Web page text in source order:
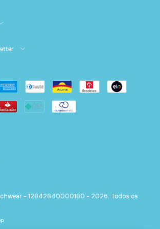
- 12842840000180 - 2026. Todos os